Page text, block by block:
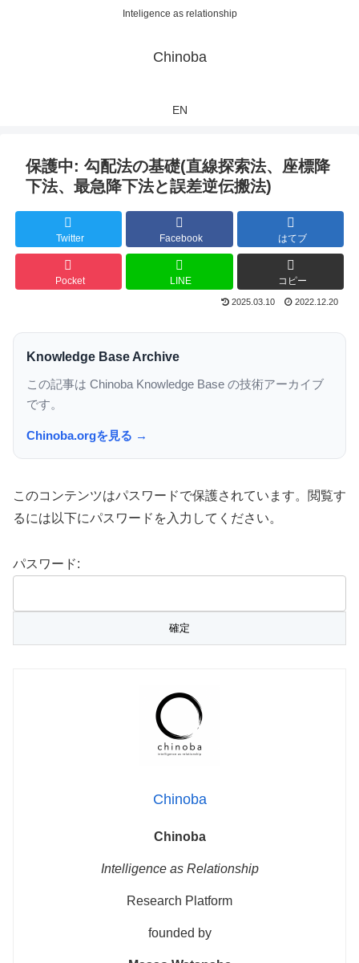
Inteligence as relationship
Chinoba
EN
保護中: 勾配法の基礎(直線探索法、座標降
下法、最急降下法と誤差逆伝搬法)
Twitter Facebook はてブ
Pocket LINE コピー
2025.03.10 2022.12.20
Knowledge Base Archive
この記事は Chinoba Knowledge Base の技術アーカイブ
です。
Chinoba.orgを見る →
このコンテンツはパスワードで保護されています。閲覧す
るには以下にパスワードを入力してください。
パスワード:
Chinoba
Chinoba
Intelligence as Relationship
Research Platform
founded by